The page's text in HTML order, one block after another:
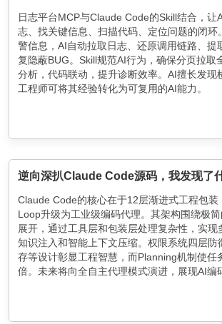
日志平台MCP与Claude Code的Skill结合，让
志、找关键信息、扫描代码、定位问题的闭环
警信息，AI自动拉取日志、还原调用链路、提
复隐蔽BUG。Skill规范AI行为，确保分页拉取
分析，代码联动，提升诊断效率。AI擅长发现
工程师可将其经验转化为可复用的AI能力。
逆向深扒Claude Code源码，我发现了
Claude Code的核心在于12层渐进式工程包装
Loop升级为工业级编码代理。其架构围绕极
展开，通过工具层和包装层处理复杂性，实现
知识注入和智能上下文压缩。权限系统四层
存等设计彰显工程智慧，而Planning机制使任
倍。未来将向全自主代理模式演进，展现AI编